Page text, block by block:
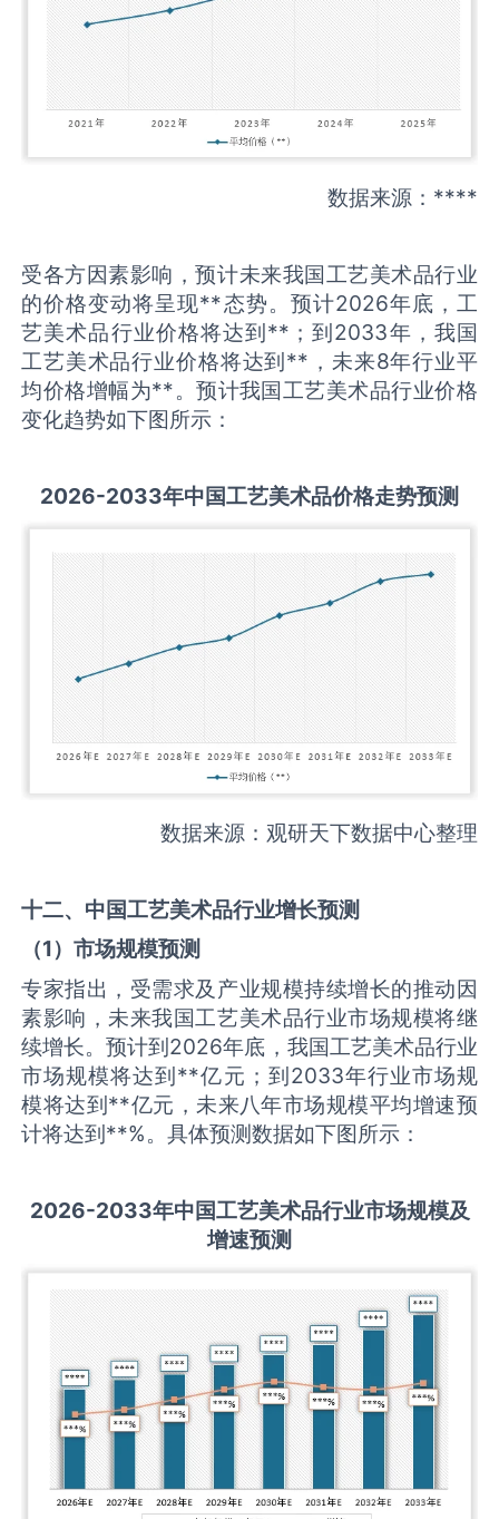
数据来源：****
受各方因素影响，预计未来我国工艺美术品行业
的价格变动将呈现**态势。预计2026年底，工
艺美术品行业价格将达到**；到2033年，我国
工艺美术品行业价格将达到**，未来8年行业平
均价格增幅为**。预计我国工艺美术品行业价格
变化趋势如下图所示：
2026-2033年中国工艺美术品价格走势预测
数据来源：观研天下数据中心整理
十二、中国工艺美术品行业增长预测
（1）市场规模预测
专家指出，受需求及产业规模持续增长的推动因
素影响，未来我国工艺美术品行业市场规模将继
续增长。预计到2026年底，我国工艺美术品行业
市场规模将达到**亿元；到2033年行业市场规
模将达到**亿元，未来八年市场规模平均增速预
计将达到**%。具体预测数据如下图所示：
2026-2033年中国工艺美术品行业市场规模及
增速预测